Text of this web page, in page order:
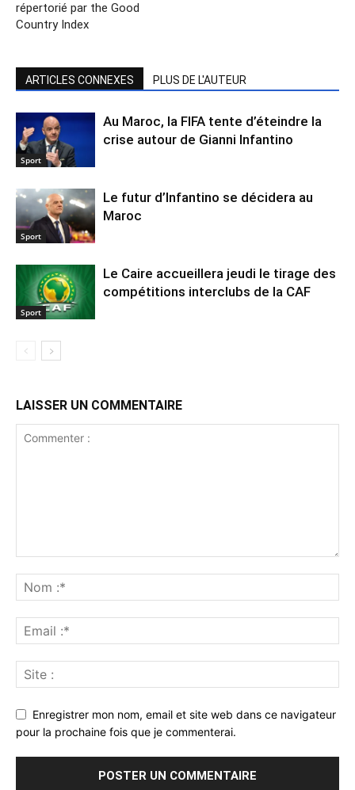
répertorié par the Good
Country Index
ARTICLES CONNEXES PLUS DE L'AUTEUR
Sport
Au Maroc, la FIFA tente d’éteindre la
crise autour de Gianni Infantino
Sport
Le futur d’Infantino se décidera au
Maroc
Sport
Le Caire accueillera jeudi le tirage des
compétitions interclubs de la CAF
LAISSER UN COMMENTAIRE
Enregistrer mon nom, email et site web dans ce navigateur
pour la prochaine fois que je commenterai.